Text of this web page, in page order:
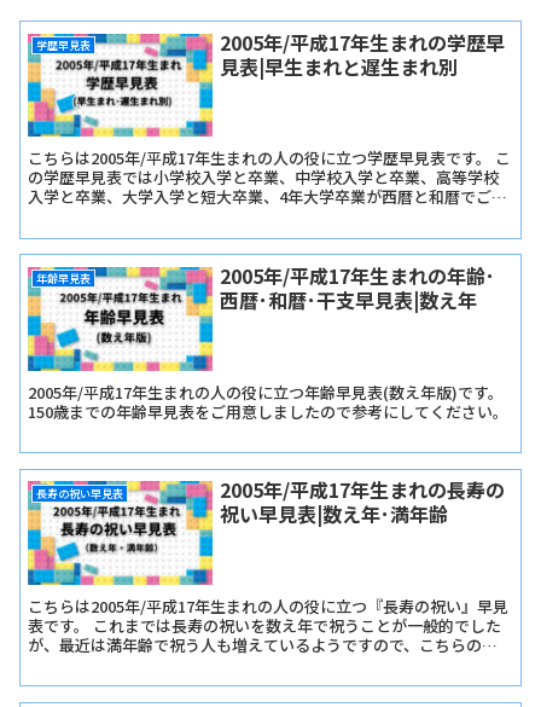
学歴早見表
2005年/平成17年生まれの学歴早
見表|早生まれと遅生まれ別
こちらは2005年/平成17年生まれの人の役に立つ学歴早見表です。 こ
の学歴早見表では小学校入学と卒業、中学校入学と卒業、高等学校
入学と卒業、大学入学と短大卒業、4年大学卒業が西暦と和暦でご確
年齢早見表
2005年/平成17年生まれの年齢･
西暦･和暦･干支早見表|数え年
2005年/平成17年生まれの人の役に立つ年齢早見表(数え年版)です。
150歳までの年齢早見表をご用意しましたので参考にしてください。
長寿の祝い早見表
2005年/平成17年生まれの長寿の
祝い早見表|数え年･満年齢
こちらは2005年/平成17年生まれの人の役に立つ『長寿の祝い』早見
表です。 これまでは長寿の祝いを数え年で祝うことが一般的でした
が、最近は満年齢で祝う人も増えているようですので、こちらの早
年齢版』をご用意しました。